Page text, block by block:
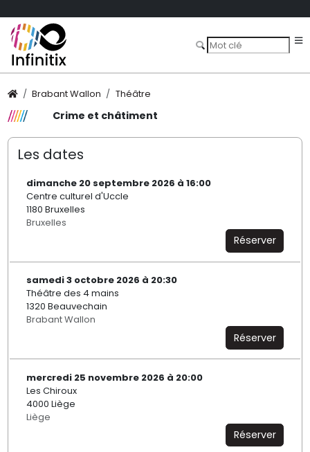
Brabant Wallon Théâtre
Crime et châtiment
Les dates
dimanche 20 septembre 2026 à 16:00
Centre culturel d'Uccle
1180 Bruxelles
Bruxelles
Réserver
samedi 3 octobre 2026 à 20:30
Théâtre des 4 mains
1320 Beauvechain
Brabant Wallon
Réserver
mercredi 25 novembre 2026 à 20:00
Les Chiroux
4000 Liège
Liège
Réserver